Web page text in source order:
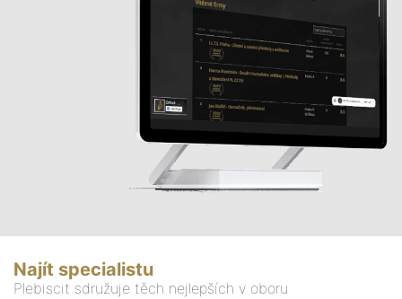
Najít specialistu
Plebiscit sdružuje těch nejlepších v oboru